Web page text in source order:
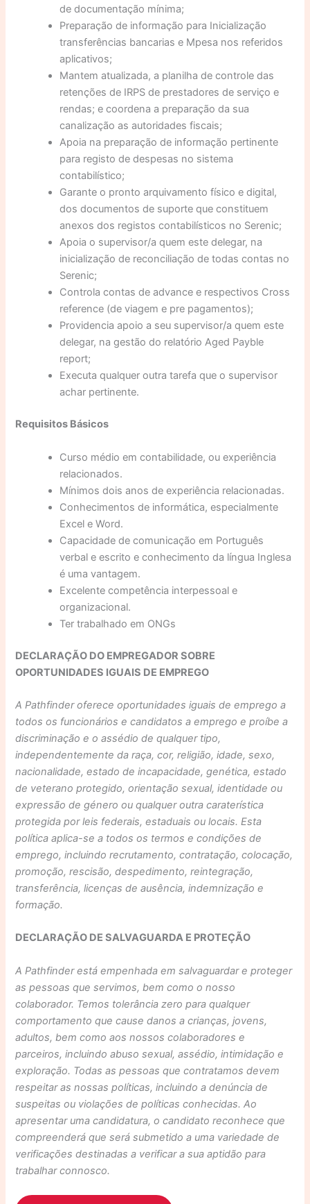
de documentação mínima;
Preparação de informação para Inicialização
transferências bancarias e Mpesa nos referidos
aplicativos;
Mantem atualizada, a planilha de controle das
retenções de IRPS de prestadores de serviço e
rendas; e coordena a preparação da sua
canalização as autoridades fiscais;
Apoia na preparação de informação pertinente
para registo de despesas no sistema
contabilístico;
Garante o pronto arquivamento físico e digital,
dos documentos de suporte que constituem
anexos dos registos contabilísticos no Serenic;
Apoia o supervisor/a quem este delegar, na
inicialização de reconciliação de todas contas no
Serenic;
Controla contas de advance e respectivos Cross
reference (de viagem e pre pagamentos);
Providencia apoio a seu supervisor/a quem este
delegar, na gestão do relatório Aged Payble
report;
Executa qualquer outra tarefa que o supervisor
achar pertinente.
Requisitos Básicos
Curso médio em contabilidade, ou experiência
relacionados.
Mínimos dois anos de experiência relacionadas.
Conhecimentos de informática, especialmente
Excel e Word.
Capacidade de comunicação em Português
verbal e escrito e conhecimento da língua Inglesa
é uma vantagem.
Excelente competência interpessoal e
organizacional.
Ter trabalhado em ONGs
DECLARAÇÃO DO EMPREGADOR SOBRE
OPORTUNIDADES IGUAIS DE EMPREGO
A Pathfinder oferece oportunidades iguais de emprego a
todos os funcionários e candidatos a emprego e proíbe a
discriminação e o assédio de qualquer tipo,
independentemente da raça, cor, religião, idade, sexo,
nacionalidade, estado de incapacidade, genética, estado
de veterano protegido, orientação sexual, identidade ou
expressão de género ou qualquer outra caraterística
protegida por leis federais, estaduais ou locais. Esta
política aplica-se a todos os termos e condições de
emprego, incluindo recrutamento, contratação, colocação,
promoção, rescisão, despedimento, reintegração,
transferência, licenças de ausência, indemnização e
formação.
DECLARAÇÃO DE SALVAGUARDA E PROTEÇÃO
A Pathfinder está empenhada em salvaguardar e proteger
as pessoas que servimos, bem como o nosso
colaborador. Temos tolerância zero para qualquer
comportamento que cause danos a crianças, jovens,
adultos, bem como aos nossos colaboradores e
parceiros, incluindo abuso sexual, assédio, intimidação e
exploração. Todas as pessoas que contratamos devem
respeitar as nossas políticas, incluindo a denúncia de
suspeitas ou violações de políticas conhecidas. Ao
apresentar uma candidatura, o candidato reconhece que
compreenderá que será submetido a uma variedade de
verificações destinadas a verificar a sua aptidão para
trabalhar connosco.